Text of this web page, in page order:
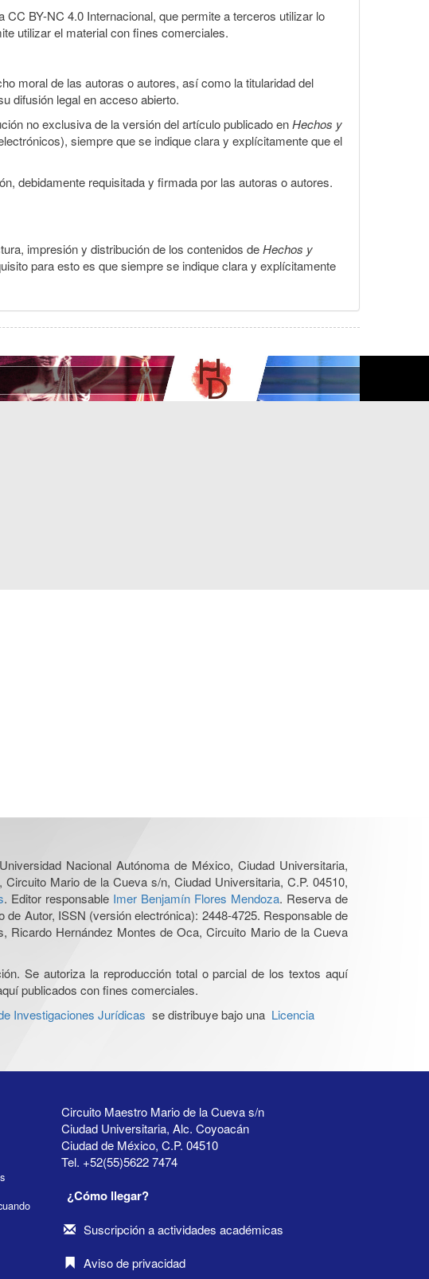
BY-NC 4.0 Internacional, que permite a terceros utilizar lo
utilizar el material con fines comerciales.
moral de las autoras o autores, así como la titularidad del
difusión legal en acceso abierto.
no exclusiva de la versión del artículo publicado enHechos y
siempre que se indique clara y explícitamente que el
debidamente requisitada y firmada por las autoras o autores.
impresión y distribución de los contenidos deHechos y
para esto es que siempre se indique clara y explícitamente
Nacional Autónoma de México, Ciudad Universitaria,
Mario de la Cueva s/n, Ciudad Universitaria, C.P. 04510,
. Editor responsable Imer Benjamín Flores Mendoza. Reserva de
Autor, ISSN (versión electrónica): 2448-4725. Responsable de
Ricardo Hernández Montes de Oca, Circuito Mario de la Cueva
Se autoriza la reproducción total o parcial de los textos aquí
publicados con fines comerciales.
Investigaciones Jurídicas se distribuye bajo una Licencia
Circuito Maestro Mario de la Cueva s/n
Ciudad Universitaria, Alc. Coyoacán
Ciudad de México, C.P. 04510
Tel. +52(55)5622 7474
¿Cómo llegar?
Suscripción a actividades académicas
Aviso de privacidad